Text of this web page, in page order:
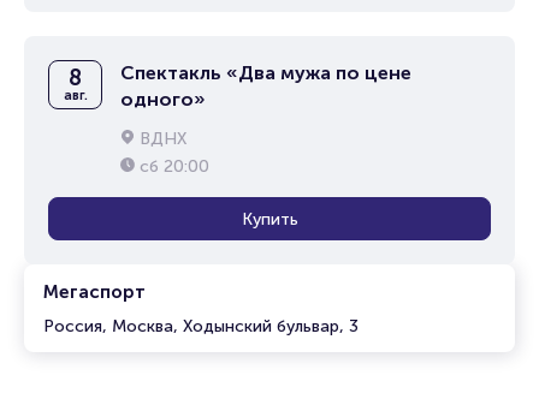
Мегаспорт
Россия, Москва, Ходынский бульвар, 3
8
авг.
Спектакль «Два мужа по цене
одного»
ВДНХ
сб 20:00
Купить